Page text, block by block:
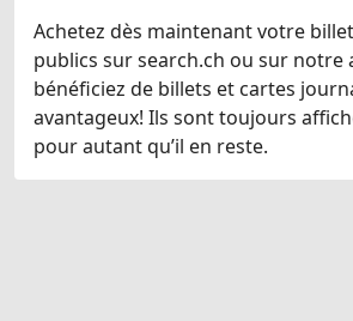
Achetez dès maintenant votre
publics sur search.ch ou sur notre
bénéficiez de billets et cartes
avantageux! Ils sont toujours
pour autant qu’il en reste.